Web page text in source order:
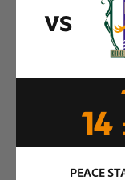
VS
14
PEACE